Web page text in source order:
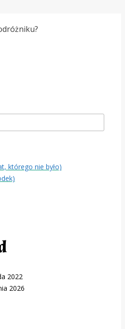
którego nie było)
2022
2026